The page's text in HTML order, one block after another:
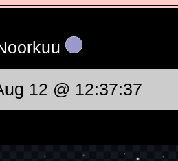
12 @ 12:37:37